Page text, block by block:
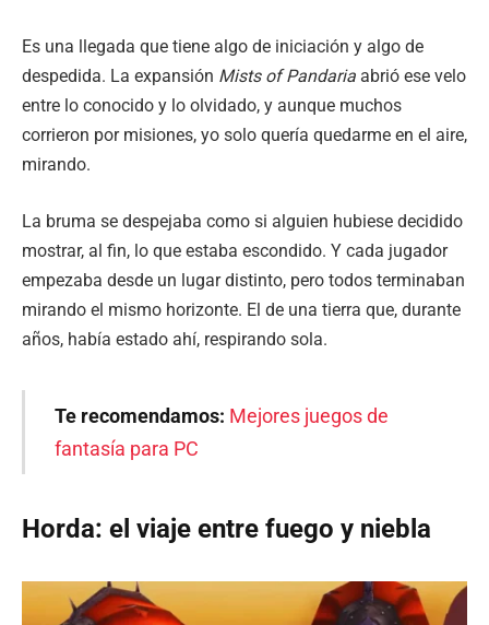
Es una llegada que tiene algo de iniciación y algo de
despedida. La expansión Mists of Pandaria abrió ese velo
entre lo conocido y lo olvidado, y aunque muchos
corrieron por misiones, yo solo quería quedarme en el aire,
mirando.
La bruma se despejaba como si alguien hubiese decidido
mostrar, al fin, lo que estaba escondido. Y cada jugador
empezaba desde un lugar distinto, pero todos terminaban
mirando el mismo horizonte. El de una tierra que, durante
años, había estado ahí, respirando sola.
Te recomendamos: Mejores juegos de
fantasía para PC
Horda: el viaje entre fuego y niebla